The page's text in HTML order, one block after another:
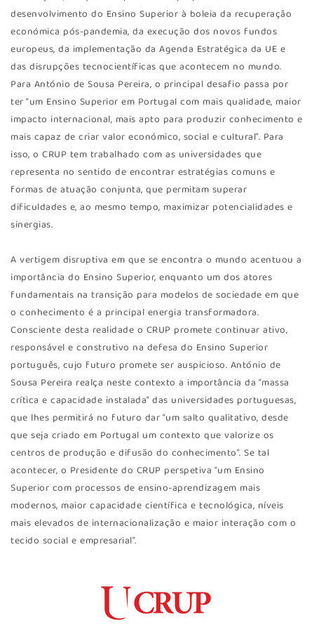
desenvolvimento do Ensino Superior à boleia da recuperação
económica pós-pandemia, da execução dos novos fundos
europeus, da implementação da Agenda Estratégica da UE e
das disrupções tecnocientíficas que acontecem no mundo.
Para António de Sousa Pereira, o principal desafio passa por
ter “um Ensino Superior em Portugal com mais qualidade, maior
impacto internacional, mais apto para produzir conhecimento e
mais capaz de criar valor económico, social e cultural”. Para
isso, o CRUP tem trabalhado com as universidades que
representa no sentido de encontrar estratégias comuns e
formas de atuação conjunta, que permitam superar
dificuldades e, ao mesmo tempo, maximizar potencialidades e
sinergias.
A vertigem disruptiva em que se encontra o mundo acentuou a
importância do Ensino Superior, enquanto um dos atores
fundamentais na transição para modelos de sociedade em que
o conhecimento é a principal energia transformadora.
Consciente desta realidade o CRUP promete continuar ativo,
responsável e construtivo na defesa do Ensino Superior
português, cujo futuro promete ser auspicioso. António de
Sousa Pereira realça neste contexto a importância da “massa
crítica e capacidade instalada” das universidades portuguesas,
que lhes permitirá no futuro dar “um salto qualitativo, desde
que seja criado em Portugal um contexto que valorize os
centros de produção e difusão do conhecimento”. Se tal
acontecer, o Presidente do CRUP perspetiva “um Ensino
Superior com processos de ensino-aprendizagem mais
modernos, maior capacidade científica e tecnológica, níveis
mais elevados de internacionalização e maior interação com o
tecido social e empresarial”.